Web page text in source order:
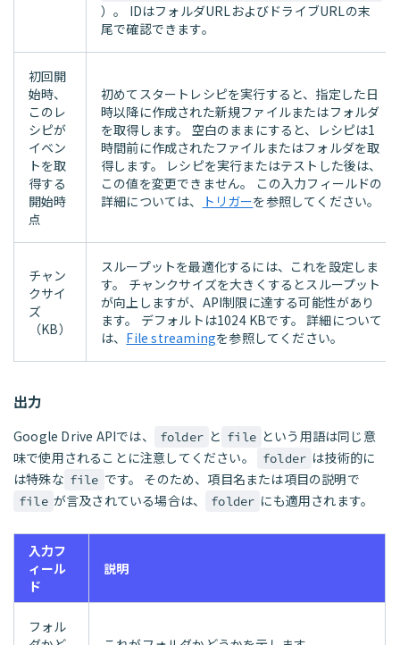
）。 IDはフォルダURLおよびドライブURLの末
尾で確認できます。
初回開
始時、
このレ
シピが
イベン
トを取
得する
開始時
点
初めてスタートレシピを実行すると、指定した日
時以降に作成された新規ファイルまたはフォルダ
を取得します。 空白のままにすると、レシピは1
時間前に作成されたファイルまたはフォルダを取
得します。 レシピを実行またはテストした後は、
この値を変更できません。 この入力フィールドの
詳細については、
トリガーを参照してください。
チャン
クサイ
ズ
（KB）
スループットを最適化するには、これを設定しま
す。 チャンクサイズを大きくするとスループット
が向上しますが、API制限に達する可能性があり
ます。 デフォルトは1024 KBです。 詳細について
は、 File streamingを参照してください。
出力
Google Drive APIでは、 folder と file という用語は同じ意
味で使用されることに注意してください。
folder は技術的に
は特殊な file です。 そのため、項目名または項目の説明で
file が言及されている場合は、 folder にも適用されます。
入力フ
ィール
ド
説明
フォル